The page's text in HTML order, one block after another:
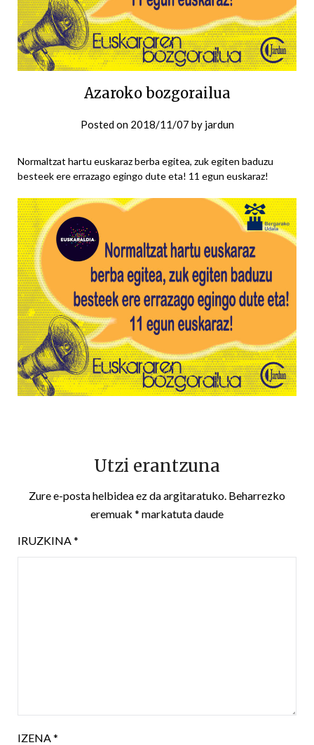
Azaroko bozgorailua
Posted on 2018/11/07 by jardun
Normaltzat hartu euskaraz berba egitea, zuk egiten baduzu
besteek ere errazago egingo dute eta! 11 egun euskaraz!
Utzi erantzuna
Zure e-posta helbidea ez da argitaratuko. Beharrezko
eremuak * markatuta daude
IRUZKINA *
IZENA *